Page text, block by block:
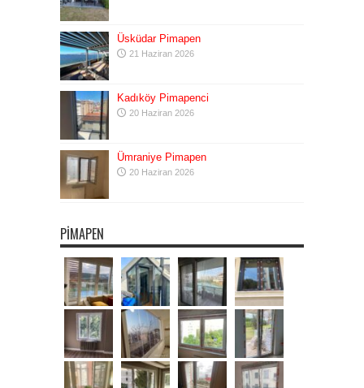
Üsküdar Pimapen
21 Haziran 2026
Kadıköy Pimapenci
20 Haziran 2026
Ümraniye Pimapen
20 Haziran 2026
PIMAPEN